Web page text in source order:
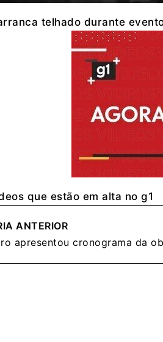
telhado durante
que estão em alta no g1
ANTERIOR